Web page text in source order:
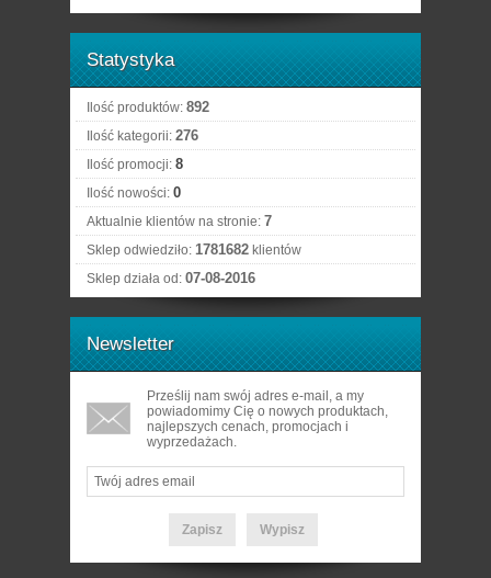
Statystyka
Ilość produktów: 892
Ilość kategorii: 276
Ilość promocji: 8
Ilość nowości: 0
Aktualnie klientów na stronie: 7
Sklep odwiedziło: 1781682 klientów
Sklep działa od: 07-08-2016
Newsletter
Prześlij nam swój adres e-mail, a my
powiadomimy Cię o nowych produktach,
najlepszych cenach, promocjach i
wyprzedażach.